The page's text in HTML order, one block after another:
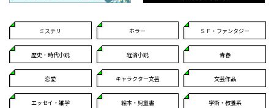
ミステリ ホラー ＳＦ・ファンタジー
歴史・時代小説 経済小説 青春
恋愛 キャラクター文芸 文芸作品
エッセイ・雑学 絵本・児童書 学術・教養系